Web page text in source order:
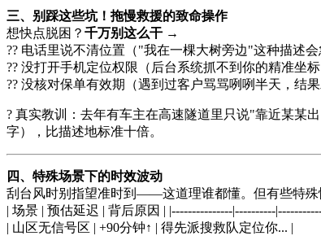
三、别踩这些坑！拖慢救援的致命操作
想快点脱困？ 千万别这么干 →
?? 电话里说不清位置（"我在一棵大树旁边"这种描述会
?? 没打开手机定位权限（后台系统抓不到你的精准坐标
?? 没核对保单有效期（遇到过客户骂骂咧咧半天，结果
? 真实教训：去年有车主在高速隧道里只说"靠近某某
字），比描述地标准十倍。
四、特殊场景下的时效波动
刮台风时别指望准时到——这道理谁都懂。但有些特殊
| 场景 | 预估延迟 | 背后原因 | |---------------|----------
| 山区无信号区 | +90分钟↑ | 得先派搜救队定位你... |